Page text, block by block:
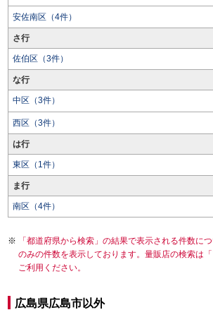
安佐南区（4件）
さ行
佐伯区（3件）
な行
中区（3件）
西区（3件）
は行
東区（1件）
ま行
南区（4件）
「都道府県から検索」の結果で表示される件数に
のみの件数を表示しております。量販店の検索は
ご利用ください。
広島県広島市以外